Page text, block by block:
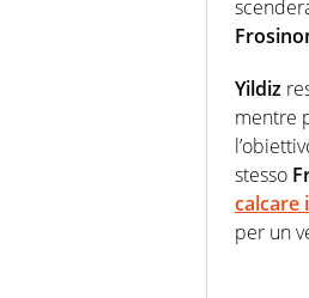
Yildiz
mentre
stesso
calcare
per un